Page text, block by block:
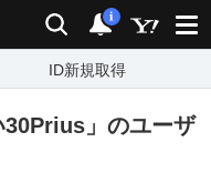
検索 通知
i
ID新規取得
30Prius」のユーザ